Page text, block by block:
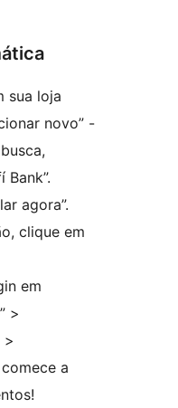
sua loja
novo” -
Bank”.
agora”.
clique em
em
>
>
a